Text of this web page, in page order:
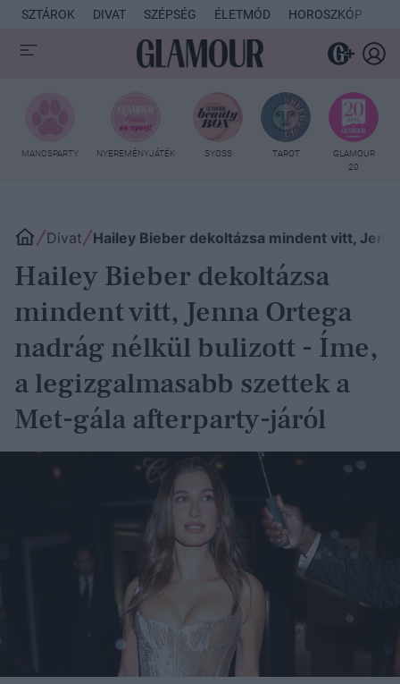
SZTÁROK DIVAT SZÉPSÉG ÉLETMÓD HOROSZKÓP
MANCSPARTY NYEREMÉNYJÁTÉK SYOSS TAROT
GLAMOUR
20
Divat Hailey Bieber dekoltázsa mindent vitt,
Hailey Bieber dekoltázsa
mindent vitt, Jenna Ortega
nadrág nélkül bulizott - Íme,
a legizgalmasabb szettek a
Met-gála afterparty-járól